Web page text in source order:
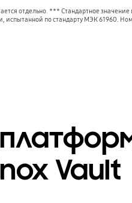
отдельно. *** Стандартное значение
испытанной по стандарту МЭК 61960.
Vault